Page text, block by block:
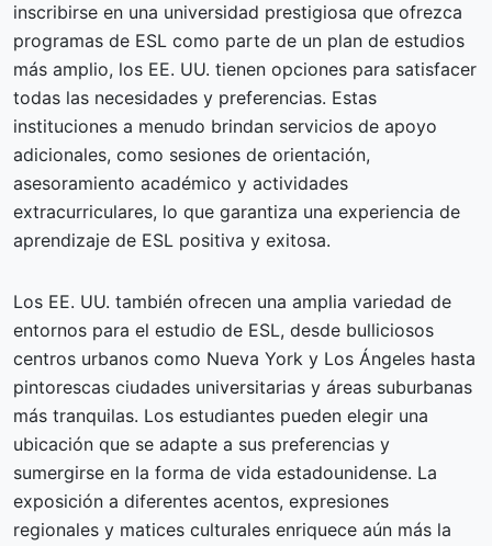
inscribirse en una universidad prestigiosa que ofrezca
programas de ESL como parte de un plan de estudios
más amplio, los EE. UU. tienen opciones para satisfacer
todas las necesidades y preferencias. Estas
instituciones a menudo brindan servicios de apoyo
adicionales, como sesiones de orientación,
asesoramiento académico y actividades
extracurriculares, lo que garantiza una experiencia de
aprendizaje de ESL positiva y exitosa.
Los EE. UU. también ofrecen una amplia variedad de
entornos para el estudio de ESL, desde bulliciosos
centros urbanos como Nueva York y Los Ángeles hasta
pintorescas ciudades universitarias y áreas suburbanas
más tranquilas. Los estudiantes pueden elegir una
ubicación que se adapte a sus preferencias y
sumergirse en la forma de vida estadounidense. La
exposición a diferentes acentos, expresiones
regionales y matices culturales enriquece aún más la